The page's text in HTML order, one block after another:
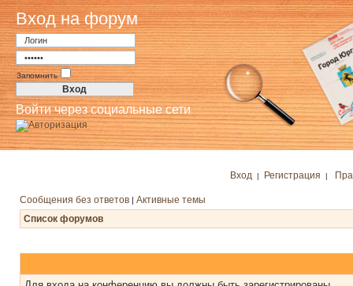
Вход на форум
Запомнить
Войти через социальные сети
Вход | Регистрация |
Сообщения без ответов | Активные темы
Список форумов